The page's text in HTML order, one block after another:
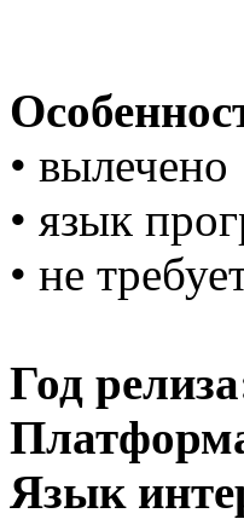
• вылечено
• язык
• не
Год
Язык